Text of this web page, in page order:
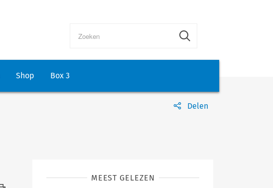
Shop Box 3
Delen
MEEST GELEZEN